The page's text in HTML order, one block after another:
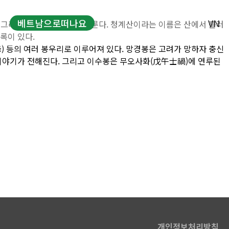
베트남으로떠나요
현지투어
VN
고 의왕시의 경계를 이룬다. 청계산이라는 이름은 산에서 흘러
이 있다.
의 여러 봉우리로 이루어져 있다. 망경봉은 고려가 망하자 충신
기가 전해진다. 그리고 이수봉은 무오사화(戊午士禍)에 연루된
개인정보처리방침